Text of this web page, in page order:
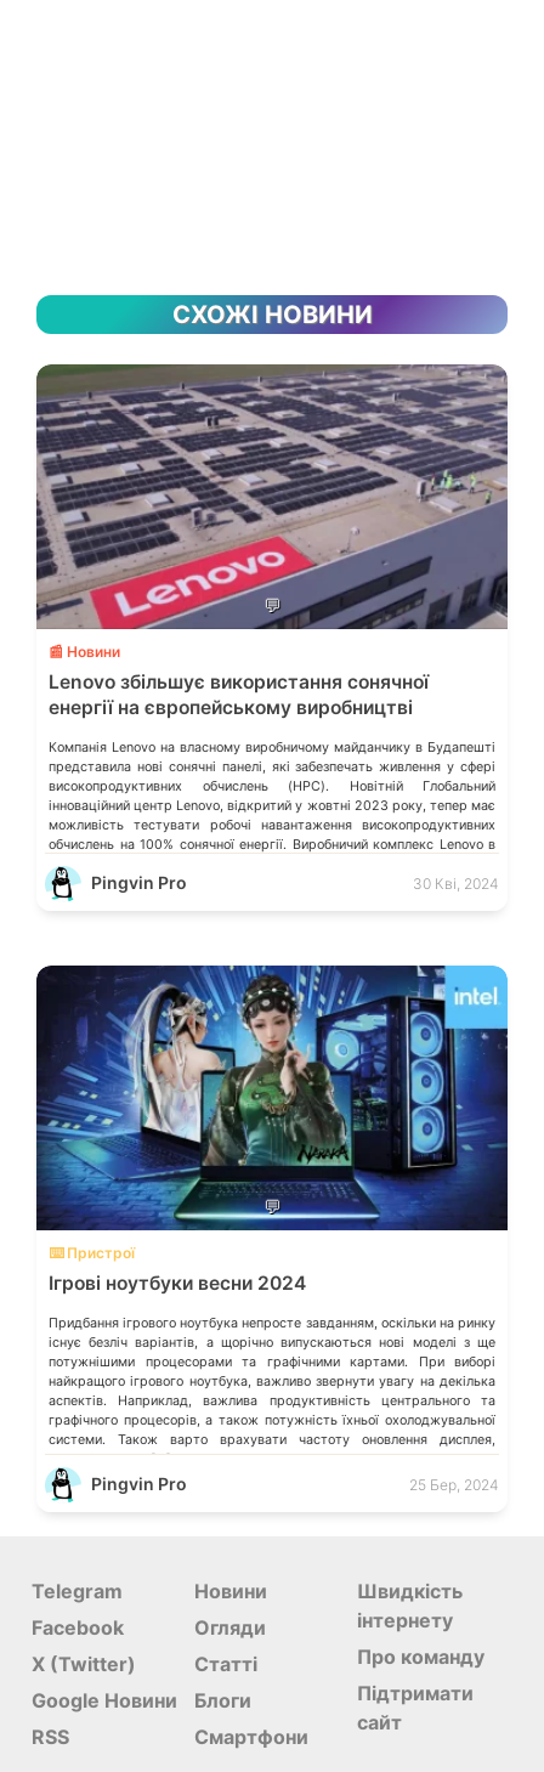
СХОЖІ НОВИНИ
💬
📰 Новини
Lenovo збільшує використання сонячної
енергії на європейському виробництві
Компанія Lenovo на власному виробничому майданчику в Будапешті
представила нові сонячні панелі, які забезпечать живлення у сфері
високопродуктивних обчислень (HPC). Новітній Глобальний
інноваційний центр Lenovo, відкритий у жовтні 2023 року, тепер має
можливість тестувати робочі навантаження високопродуктивних
обчислень на 100% сонячної енергії. Виробничий комплекс Lenovo в
Будапешті був побудований з нуля з урахуванням принципів сталого
[…]
Pingvin Pro 30 Кві, 2024
💬
⌨️ Пристрої
Ігрові ноутбуки весни 2024
Придбання ігрового ноутбука непросте завданням, оскільки на ринку
існує безліч варіантів, а щорічно випускаються нові моделі з ще
потужнішими процесорами та графічними картами. При виборі
найкращого ігрового ноутбука, важливо звернути увагу на декілька
аспектів. Наприклад, важлива продуктивність центрального та
графічного процесорів, а також потужність їхньої охолоджувальної
системи. Також варто врахувати частоту оновлення дисплея,
швидкість його […]
Pingvin Pro 25 Бер, 2024
Telegram
Facebook
X (Twitter)
Google Новини
RSS
Новини
Огляди
Статті
Блоги
Смартфони
Швидкість
інтернету
Про команду
Підтримати
сайт